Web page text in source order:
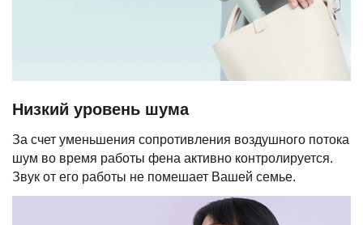
Низкий уровень шума
За счет уменьшения сопротивления воздушного потока
шум во время работы фена активно контролируется.
Звук от его работы не помешает Вашей семье.